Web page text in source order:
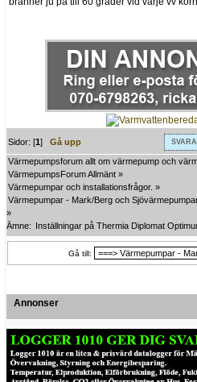
SVARA
Sidor: [1]Gå upp
Värmepumpsforum allt om värmepump och
VärmepumpsForum Allmänt »
Värmepumpar och installationsfrågor. »
Värmepumpar - Mark/Berg och
»
Ämne: Inställningar på Thermia Diplomat
Gå till:
Annonser